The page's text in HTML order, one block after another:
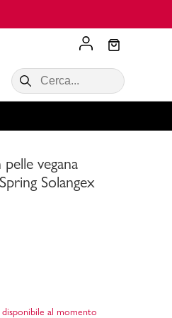
Scopri di più
vegana
Solangex
al momento